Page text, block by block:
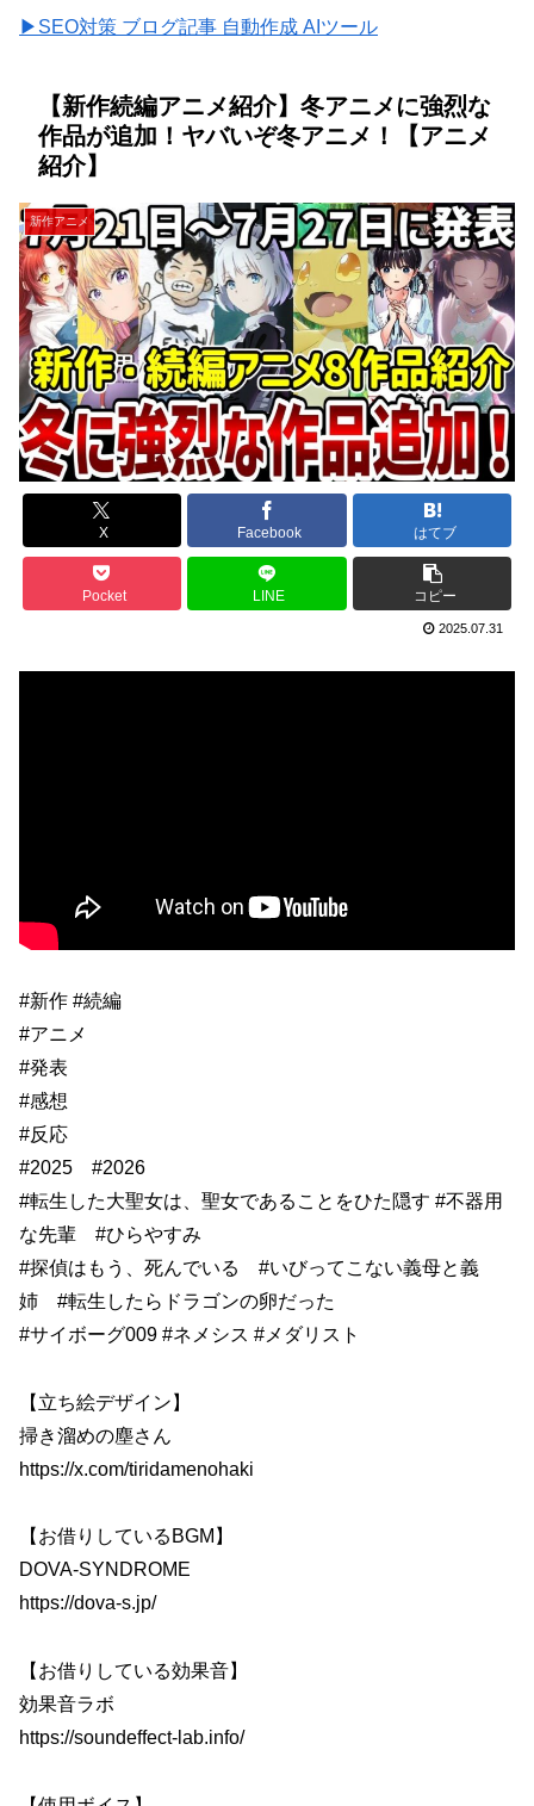
▶SEO対策 ブログ記事 自動作成 AIツール
【新作続編アニメ紹介】冬アニメに強烈な
作品が追加！ヤバいぞ冬アニメ！【アニメ
紹介】
新作アニメ
X Facebook はてブ
Pocket LINE コピー
2025.07.31
#新作 #続編
#アニメ
#発表
#感想
#反応
#2025 #2026
#転生した大聖女は、聖女であることをひた隠す #不器用
な先輩 #ひらやすみ
#探偵はもう、死んでいる #いびってこない義母と義
姉 #転生したらドラゴンの卵だった
#サイボーグ009 #ネメシス #メダリスト
【立ち絵デザイン】
掃き溜めの塵さん
https://x.com/tiridamenohaki
【お借りしているBGM】
DOVA-SYNDROME
https://dova-s.jp/
【お借りしている効果音】
効果音ラボ
https://soundeffect-lab.info/